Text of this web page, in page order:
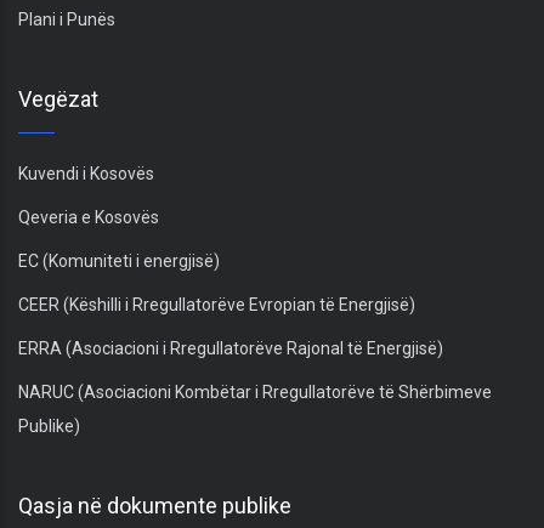
Plani i Punës
Vegëzat
Kuvendi i Kosovës
Qeveria e Kosovës
EC (Komuniteti i energjisë)
CEER (Këshilli i Rregullatorëve Evropian të Energjisë)
ERRA (Asociacioni i Rregullatorëve Rajonal të Energjisë)
NARUC (Asociacioni Kombëtar i Rregullatorëve të Shërbimeve
Publike)
Qasja në dokumente publike